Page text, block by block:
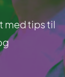
med tips til